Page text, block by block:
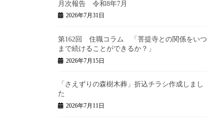
月次報告 令和8年7月
2026年7月31日
第162回 住職コラム 「菩提寺との関係をいつ
まで続けることができるか？」
2026年7月15日
「さえずりの森樹木葬」折込チラシ作成しまし
た
2026年7月11日